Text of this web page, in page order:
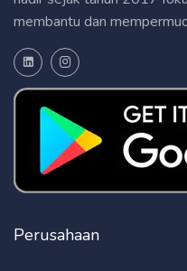
membantu dan
Perusahaan